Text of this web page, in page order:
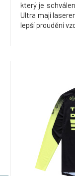
který je
Ultra mají
lepší proudění